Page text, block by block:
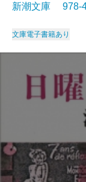
新潮文庫 978-
文庫電子書籍あり